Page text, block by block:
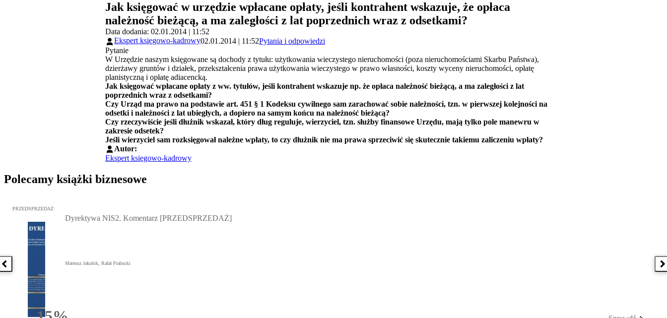
Jak księgować w urzędzie wpłacane opłaty, jeśli kontrahent wskazuje, że opłaca
należność bieżącą, a ma zaległości z lat poprzednich wraz z odsetkami?
Data dodania: 02.01.2014 | 11:52
Ekspert księgowo-kadrowy02.01.2014 | 11:52Pytania i odpowiedzi
Pytanie
W Urzędzie naszym księgowane są dochody z tytułu: użytkowania wieczystego nieruchomości (poza nieruchomościami Skarbu Państwa),
dzierżawy gruntów i działek, przekształcenia prawa użytkowania wieczystego w prawo własności, koszty wyceny nieruchomości, opłatę
planistyczną i opłatę adiacencką.
Jak księgować wpłacane opłaty z ww. tytułów, jeśli kontrahent wskazuje np. że opłaca należność bieżącą, a ma zaległości z lat
poprzednich wraz z odsetkami?
Czy Urząd ma prawo na podstawie art. 451 § 1 Kodeksu cywilnego sam zarachować sobie należności, tzn. w pierwszej kolejności na
odsetki i należności z lat ubiegłych, a dopiero na samym końcu na należność bieżącą?
Czy rzeczywiście jeśli dłużnik wskazał, który dług reguluje, wierzyciel, tzn. służby finansowe Urzędu, mają tylko pole manewru w
zakresie odsetek?
Jeśli wierzyciel sam rozksięgował należne wpłaty, to czy dłużnik nie ma prawa sprzeciwić się skutecznie takiemu zaliczeniu wpłaty?
Autor:
Ekspert księgowo-kadrowy
Polecamy książki biznesowe
Poprzednia książka
Przejdź do: Dyrektywa NIS2. Komentarz [PRZEDSPRZEDAŻ], Mateusz Jakubik, Rafał Prabucki - otwiera się w nowym oknie
PRZEDSPRZEDAŻ
Dyrektywa NIS2. Komentarz [PRZEDSPRZEDAŻ]
Mateusz Jakubik, Rafał Prabucki